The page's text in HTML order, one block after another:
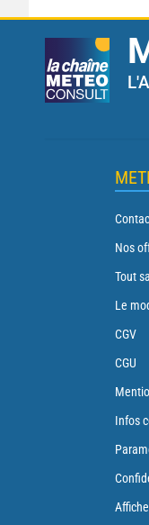
Nos
Tout
Le
CGV
CGU
Infos